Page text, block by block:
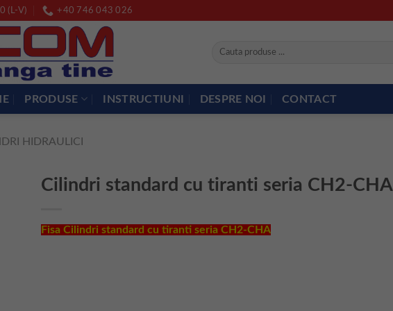
(L-V) +40 746 043 026
Caută
PRODUSE INSTRUCTIUNI DESPRE NOI CONTACT
HIDRAULICI
Cilindri standard cu tiranti seria CH2-CHA
Fisa Cilindri standard cu tiranti seria CH2-CHA